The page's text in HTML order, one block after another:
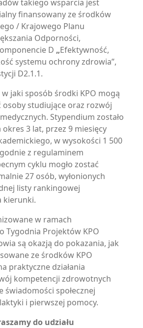
takiego wsparcia jest
finansowany ze środków
/ Krajowego Planu
Odporności,
D „Efektywność,
systemu ochrony zdrowia”,
D2.1.1.
w jaki sposób środki KPO mogą
osoby studiujące oraz rozwój
Stypendium zostało
3 lat, przez 9 miesięcy
w wysokości 1 500
z regulaminem
cyklu mogło zostać
27 osób, wyłonionych
listy rankingowej
kierunki.
w ramach
Tygodnia Projektów KPO
są okazją do pokazania, jak
ze środków KPO
praktyczne działania
kompetencji zdrowotnych
świadomości społecznej
i pierwszej pomocy.
do udziału